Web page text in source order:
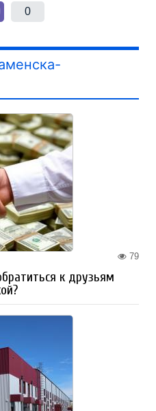
0
79
к друзьям